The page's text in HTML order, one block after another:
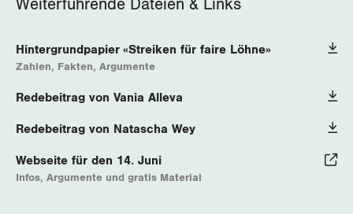
Weiterführende Dateien & Links
Hintergrundpapier «Streiken für faire Löhne»
Zahlen, Fakten, Argumente
Redebeitrag von Vania Alleva
Redebeitrag von Natascha Wey
Webseite für den 14. Juni
Infos, Argumente und gratis Material